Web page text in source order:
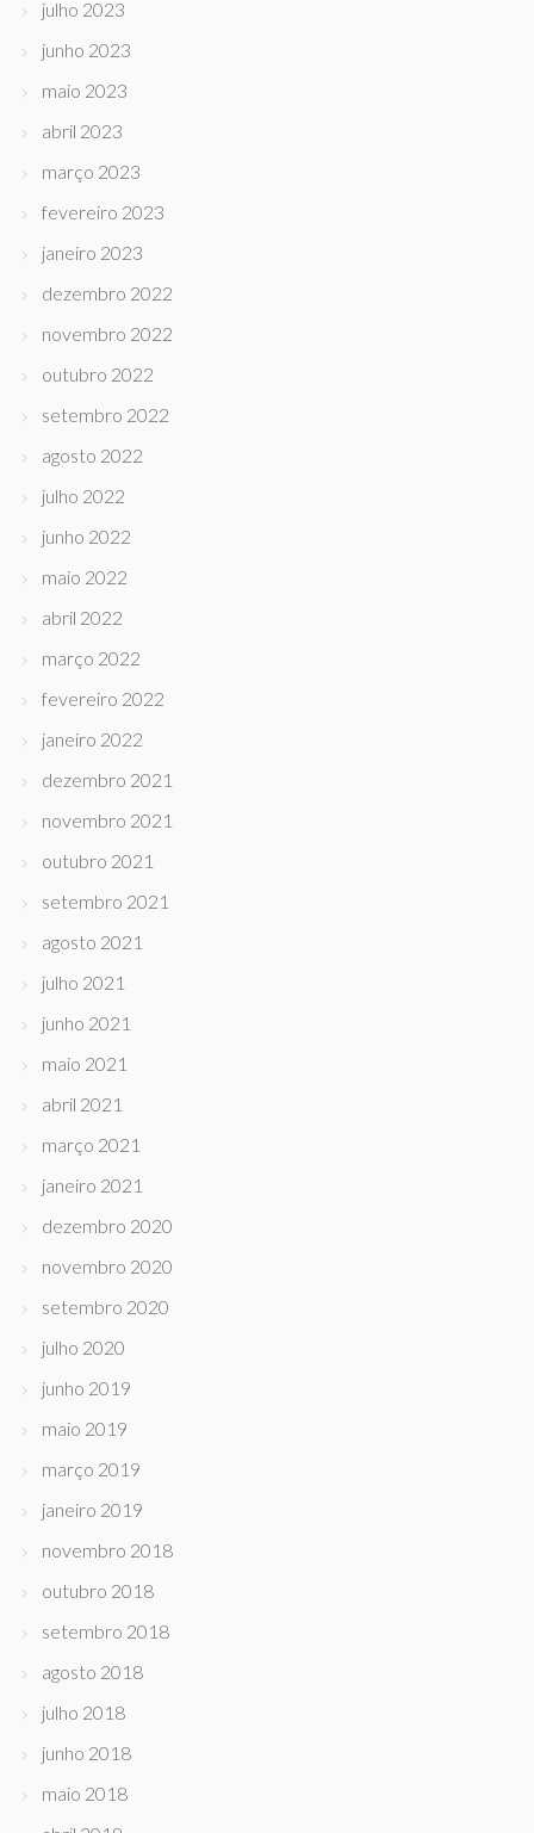
julho 2023
junho 2023
maio 2023
abril 2023
março 2023
fevereiro 2023
janeiro 2023
dezembro 2022
novembro 2022
outubro 2022
setembro 2022
agosto 2022
julho 2022
junho 2022
maio 2022
abril 2022
março 2022
fevereiro 2022
janeiro 2022
dezembro 2021
novembro 2021
outubro 2021
setembro 2021
agosto 2021
julho 2021
junho 2021
maio 2021
abril 2021
março 2021
janeiro 2021
dezembro 2020
novembro 2020
setembro 2020
julho 2020
junho 2019
maio 2019
março 2019
janeiro 2019
novembro 2018
outubro 2018
setembro 2018
agosto 2018
julho 2018
junho 2018
maio 2018